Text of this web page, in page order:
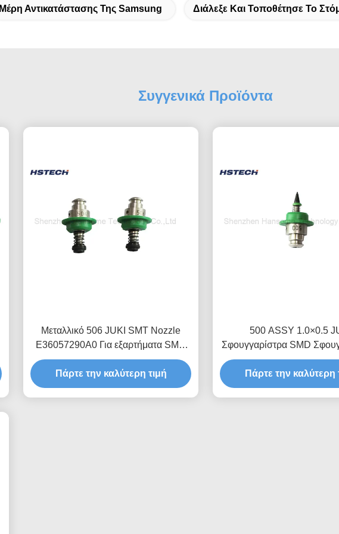
Μέρη Αντικατάστασης Της Samsung Διάλεξε Και Τοποθέτησε Το
Συγγενικά Προϊόντα
Μεταλλικό 506 JUKI SMT Nozzle
E36057290A0 Για εξαρτήματα SMD
αναρρόφησης
Πάρτε την καλύτερη τιμή
500 ASSY 1.0×0.5
Σφουγγαρίστρα SMD
για γραμμή
Πάρτε την καλύτερη